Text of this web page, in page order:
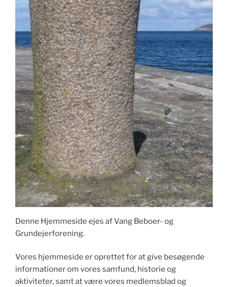
Denne Hjemmeside ejes af Vang Beboer- og
Grundejerforening.
Vores hjemmeside er oprettet for at give besøgende
informationer om vores samfund, historie og
aktiviteter, samt at være vores medlemsblad og